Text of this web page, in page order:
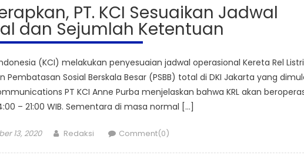
PT. KCI Sesuaikan Jadwal
dan Sejumlah Ketentuan
(KCI) melakukan penyesuaian jadwal operasional Kereta Rel
Sosial Berskala Besar (PSBB) total di DKI Jakarta yang
PT KCI Anne Purba menjelaskan bahwa KRL akan
– 21:00 WIB. Sementara di masa normal […]
13, 2020 Author
Redaksi Comment(0)